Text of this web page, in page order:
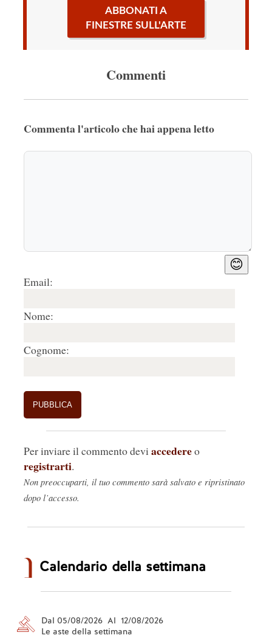
ABBONATI A
FINESTRE SULL'ARTE
Commenti
Commenta l'articolo che hai appena letto
😊
Email:
Nome:
Cognome:
Per inviare il commento devi accedereo
registrarti.
Non preoccuparti, il tuo commento sarà salvato e ripristinato
dopo l’accesso.
Calendario della settimana
Dal 05/08/2026 Al 12/08/2026
Le aste della settimana